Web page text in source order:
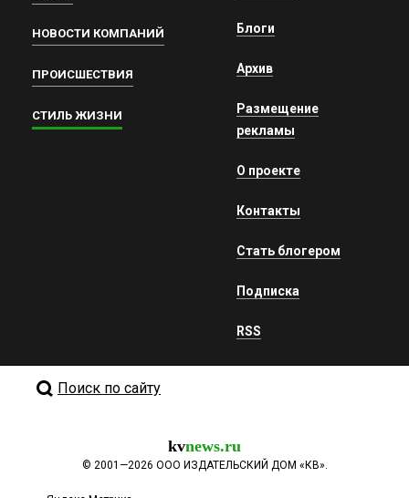
НОВОСТИ КОМПАНИЙ
ПРОИСШЕСТВИЯ
СТИЛЬ ЖИЗНИ
Блоги
Архив
Размещение
рекламы
О проекте
Контакты
Стать блогером
Подписка
RSS
Поиск по сайту
kvnews.ru
© 2001—2026 ООО ИЗДАТЕЛЬСКИЙ ДОМ «КВ».